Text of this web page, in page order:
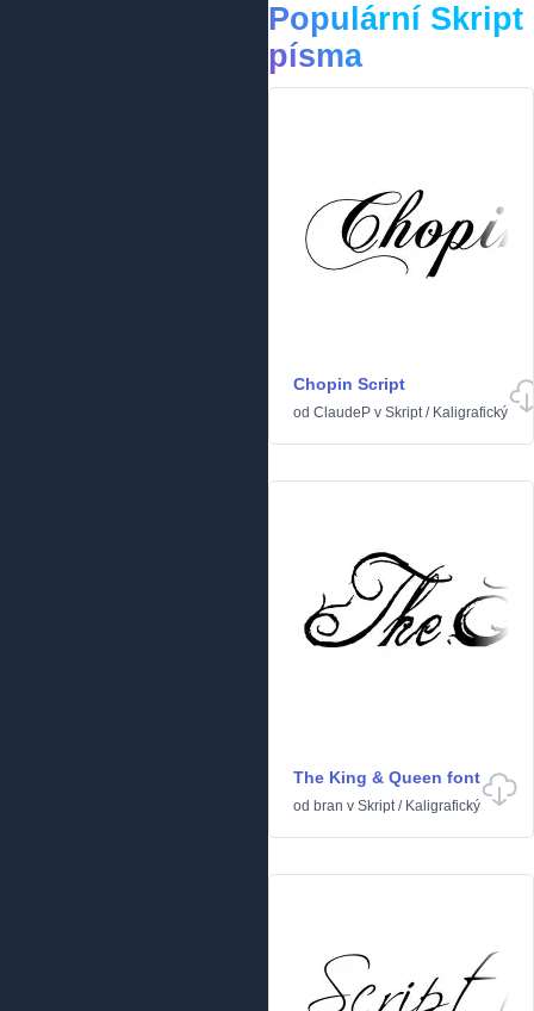
Populární Skript
písma
Chopin Script
od ClaudeP v Skript/ Kaligrafický
The King & Queen font
od bran v Skript/ Kaligrafický